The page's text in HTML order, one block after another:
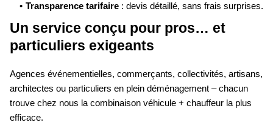
Transparence tarifaire : devis détaillé, sans frais surprises.
Un service conçu pour pros… et
particuliers exigeants
Agences événementielles, commerçants, collectivités, artisans,
architectes ou particuliers en plein déménagement – chacun
trouve chez nous la combinaison véhicule + chauffeur la plus
efficace.